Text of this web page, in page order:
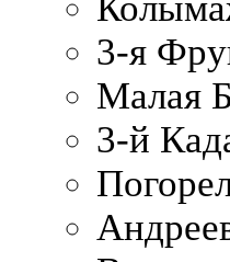
3-я
Малая
3-й